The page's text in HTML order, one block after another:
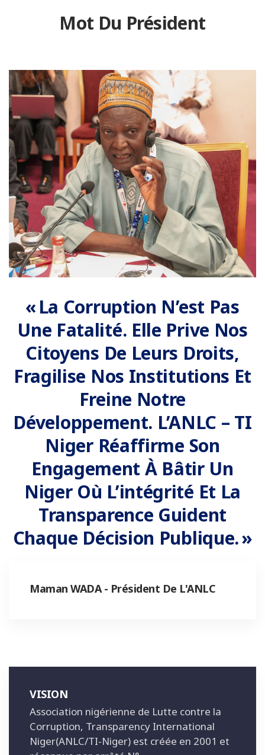
Mot Du Président
« La Corruption N’est Pas
Une Fatalité. Elle Prive Nos
Citoyens De Leurs Droits,
Fragilise Nos Institutions Et
Freine Notre
Développement. L’ANLC – TI
Niger Réaffirme Son
Engagement À Bâtir Un
Niger Où L’intégrité Et La
Transparence Guident
Chaque Décision Publique. »
Maman WADA - Président De L'ANLC
VISION
Association nigérienne de Lutte contre la
Corruption, Transparency International
Niger(ANLC/TI-Niger) est créée en 2001 et